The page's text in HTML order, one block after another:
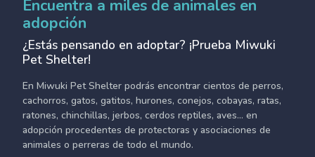
Encuentra a miles de animales en
adopción
¿Estás pensando en adoptar? ¡Prueba Miwuki
Pet Shelter!
En Miwuki Pet Shelter podrás encontrar cientos de perros,
cachorros, gatos, gatitos, hurones, conejos, cobayas, ratas,
ratones, chinchillas, jerbos, cerdos reptiles, aves... en
adopción procedentes de protectoras y asociaciones de
animales o perreras de todo el mundo.